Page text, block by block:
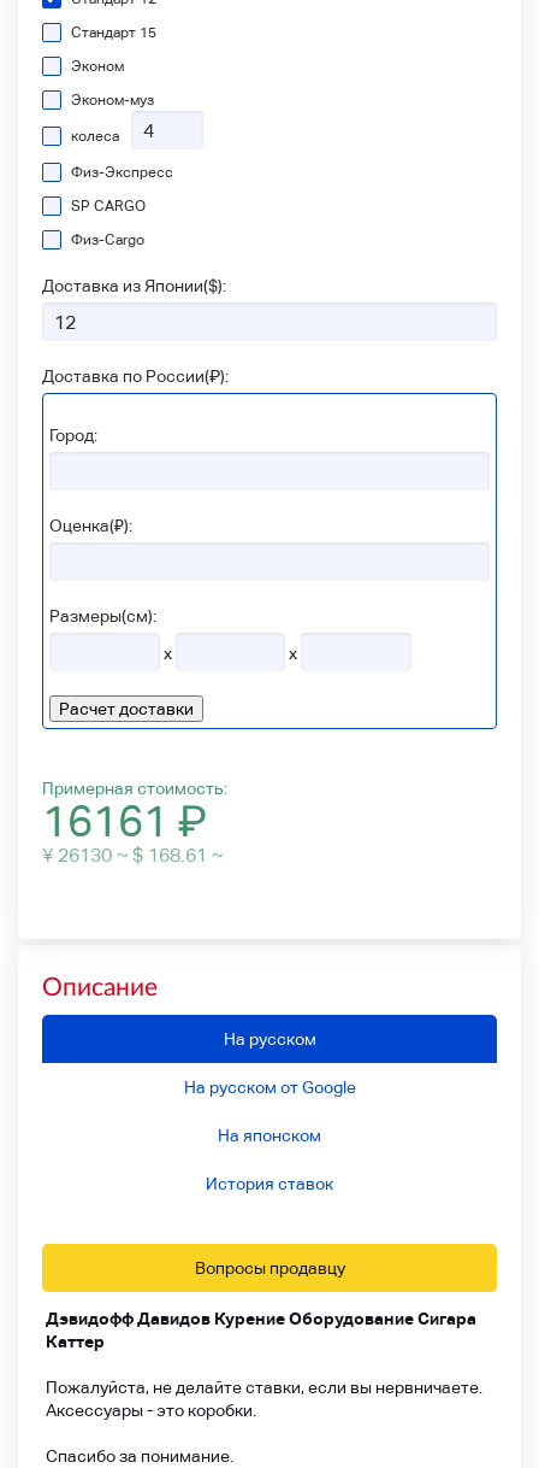
Стандарт 15
Эконом
Эконом-муз
колеса
Физ-Экспресс
SP CARGO
Физ-Сargo
Доставка из Японии($):
Доставка по России(₽):
Город:
Оценка(₽):
Размеры(см):
x
x
Расчет доставки
Примерная стоимость:
16161 ₽
¥ 26130 ~ $ 168.61 ~
Описание
На русском
На русском от Google
На японском
История ставок
Вопросы продавцу
Дэвидофф Давидов Курение Оборудование Сигара
Каттер
Пожалуйста, не делайте ставки, если вы нервничаете.
Аксессуары - это коробки.
Спасибо за понимание.